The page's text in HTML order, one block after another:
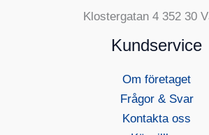
Klostergatan 4 352 30
Kundservice
Om företaget
Frågor & Svar
Kontakta oss